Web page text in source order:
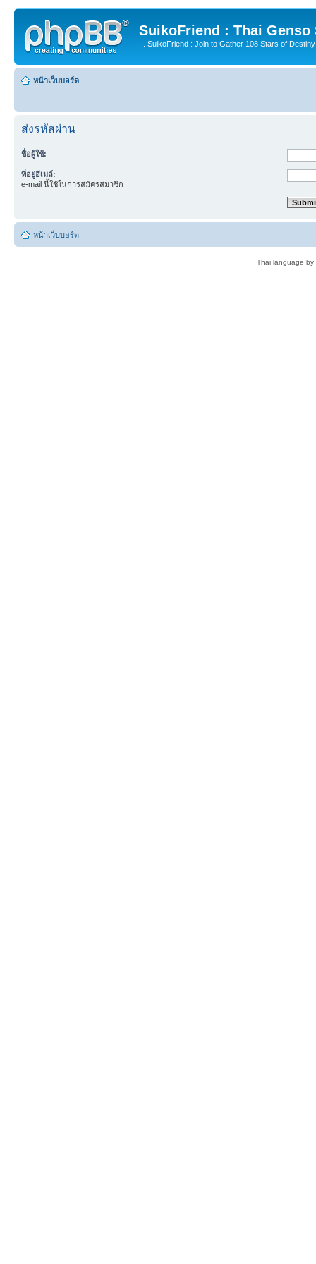
SuikoFriend : Thai Genso
... SuikoFriend : Join to Gather 108 Stars of
หน้าเว็บบอร์ด
ส่งรหัสผ่าน
ชื่อผู้ใช้:
ที่อยู่อีเมล์:
e-mail นี้ใช้ในการสมัครสมาชิก
หน้าเว็บบอร์ด
Thai language by